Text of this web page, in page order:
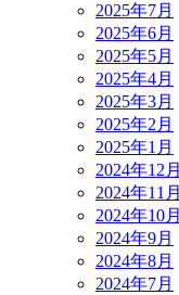
2025年7月
2025年6月
2025年5月
2025年4月
2025年3月
2025年2月
2025年1月
2024年12月
2024年11月
2024年10月
2024年9月
2024年8月
2024年7月